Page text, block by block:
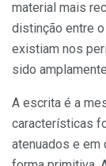
material mais
distinção entre
existiam nos
sido
A escrita é a
características
atenuados e